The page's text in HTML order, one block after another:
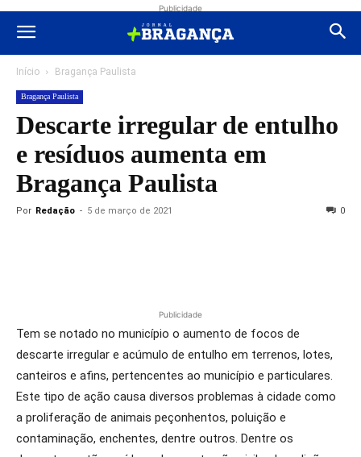
Publicidade
Início Bragança Paulista
Bragança Paulista
Descarte irregular de entulho
e resíduos aumenta em
Bragança Paulista
Por Redação - 5 de março de 2021 0
Publicidade
Tem se notado no município o aumento de focos de
descarte irregular e acúmulo de entulho em terrenos, lotes,
canteiros e afins, pertencentes ao município e particulares.
Este tipo de ação causa diversos problemas à cidade como
a proliferação de animais peçonhentos, poluição e
contaminação, enchentes, dentre outros. Dentre os